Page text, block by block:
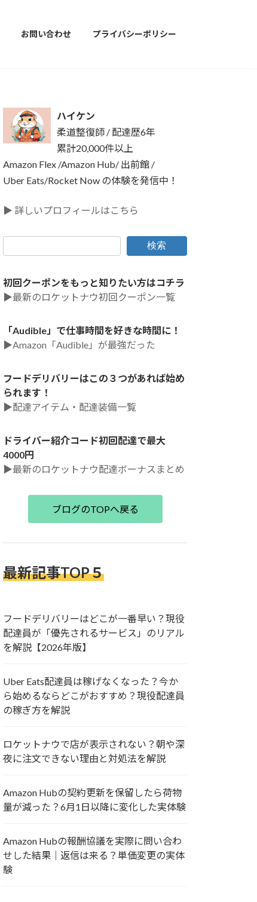
お問い合わせ プライバシーポリシー
ハイケン
柔道整復師 / 配達歴6年
累計20,000件以上
Amazon Flex /Amazon Hub/ 出前館 /
Uber Eats/Rocket Now の体験を発信中！
▶ 詳しいプロフィールはこちら
検索
初回クーポンをもっと知りたい方はコチラ
▶最新のロケットナウ初回クーポン一覧
「Audible」で仕事時間を好きな時間に！
▶Amazon「Audible」が最強だった
フードデリバリーはこの３つがあれば始め
られます！
▶配達アイテム・配達装備一覧
ドライバー紹介コード初回配達で最大
4000円
▶最新のロケットナウ配達ボーナスまとめ
ブログのTOPへ戻る
最新記事TOP５
フードデリバリーはどこが一番早い？現役
配達員が「優先されるサービス」のリアル
を解説【2026年版】
Uber Eats配達員は稼げなくなった？今か
ら始めるならどこがおすすめ？現役配達員
の稼ぎ方を解説
ロケットナウで店が表示されない？朝や深
夜に注文できない理由と対処法を解説
Amazon Hubの契約更新を保留したら荷物
量が減った？6月1日以降に変化した実体験
Amazon Hubの報酬協議を実際に問い合わ
せした結果｜返信は来る？単価変更の実体
験